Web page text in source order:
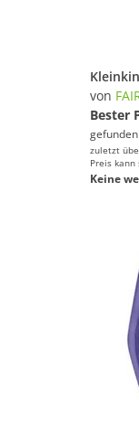
von
Bester
zuletzt
Preis
Keine